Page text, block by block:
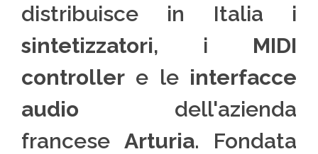
distribuisce in Italia i
sintetizzatori, i MIDI
controller e le interfacce
audio dell'azienda
francese Arturia. Fondata